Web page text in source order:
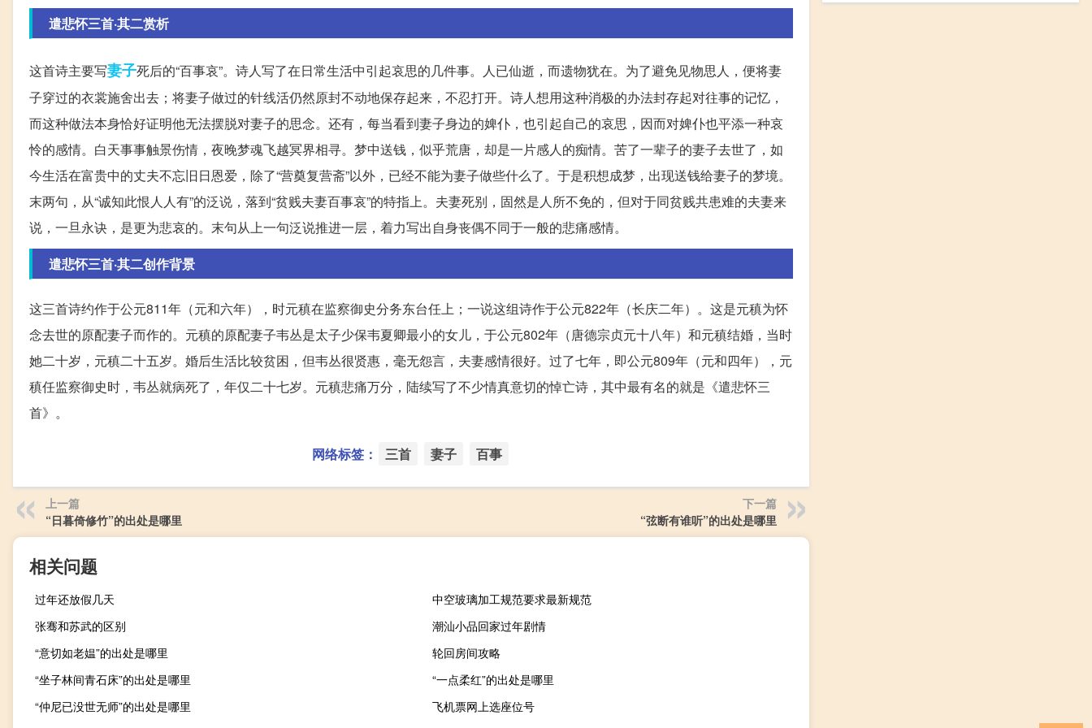
遣悲怀三首·其二赏析
这首诗主要写妻子死后的“百事哀”。诗人写了在日常生活中引起哀思的几件事。人已仙逝，而遗物犹在。为了避免见物思人，便将妻
子穿过的衣裳施舍出去；将妻子做过的针线活仍然原封不动地保存起来，不忍打开。诗人想用这种消极的办法封存起对往事的记忆，
而这种做法本身恰好证明他无法摆脱对妻子的思念。还有，每当看到妻子身边的婢仆，也引起自己的哀思，因而对婢仆也平添一种哀
怜的感情。白天事事触景伤情，夜晚梦魂飞越冥界相寻。梦中送钱，似乎荒唐，却是一片感人的痴情。苦了一辈子的妻子去世了，如
今生活在富贵中的丈夫不忘旧日恩爱，除了“营奠复营斋”以外，已经不能为妻子做些什么了。于是积想成梦，出现送钱给妻子的梦境。
末两句，从“诚知此恨人人有”的泛说，落到“贫贱夫妻百事哀”的特指上。夫妻死别，固然是人所不免的，但对于同贫贱共患难的夫妻来
说，一旦永诀，是更为悲哀的。末句从上一句泛说推进一层，着力写出自身丧偶不同于一般的悲痛感情。
遣悲怀三首·其二创作背景
这三首诗约作于公元811年（元和六年），时元稹在监察御史分务东台任上；一说这组诗作于公元822年（长庆二年）。这是元稹为怀
念去世的原配妻子而作的。元稹的原配妻子韦丛是太子少保韦夏卿最小的女儿，于公元802年（唐德宗贞元十八年）和元稹结婚，当时
她二十岁，元稹二十五岁。婚后生活比较贫困，但韦丛很贤惠，毫无怨言，夫妻感情很好。过了七年，即公元809年（元和四年），元
稹任监察御史时，韦丛就病死了，年仅二十七岁。元稹悲痛万分，陆续写了不少情真意切的悼亡诗，其中最有名的就是《遣悲怀三
首》。
网络标签： 三首 妻子 百事
上一篇
“日暮倚修竹”的出处是哪里
下一篇
“弦断有谁听”的出处是哪里
相关问题
过年还放假几天
中空玻璃加工规范要求最新规范
张骞和苏武的区别
潮汕小品回家过年剧情
“意切如老媪”的出处是哪里
轮回房间攻略
“坐子林间青石床”的出处是哪里
“一点柔红”的出处是哪里
“仲尼已没世无师”的出处是哪里
飞机票网上选座位号